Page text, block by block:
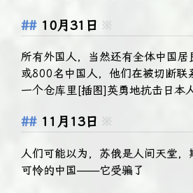
10月31日
所有外国人，当然还有全体中国
或800名中国人，他们在被切断联
一个仓库里[插图]英勇地抗击日本
11月13日
人们可能以为，苏俄是人间天堂，
可怜的中国——它受骗了